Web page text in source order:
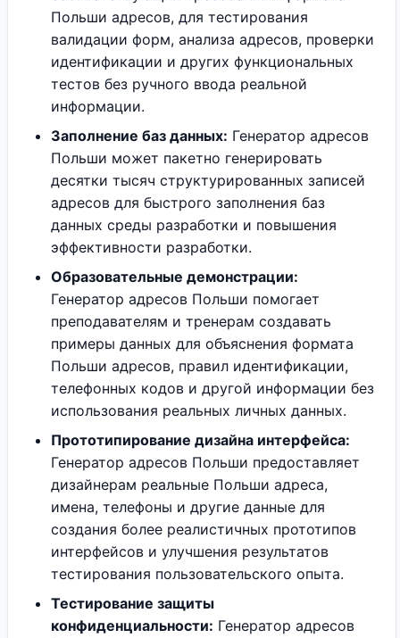
Польши адресов, для тестирования
валидации форм, анализа адресов, проверки
идентификации и других функциональных
тестов без ручного ввода реальной
информации.
Заполнение баз данных: Генератор адресов
Польши может пакетно генерировать
десятки тысяч структурированных записей
адресов для быстрого заполнения баз
данных среды разработки и повышения
эффективности разработки.
Образовательные демонстрации:
Генератор адресов Польши помогает
преподавателям и тренерам создавать
примеры данных для объяснения формата
Польши адресов, правил идентификации,
телефонных кодов и другой информации без
использования реальных личных данных.
Прототипирование дизайна интерфейса:
Генератор адресов Польши предоставляет
дизайнерам реальные Польши адреса,
имена, телефоны и другие данные для
создания более реалистичных прототипов
интерфейсов и улучшения результатов
тестирования пользовательского опыта.
Тестирование защиты
конфиденциальности: Генератор адресов